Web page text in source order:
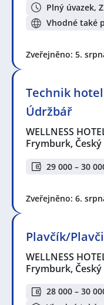
Plný úvazek,
Vhodné také
Zveřejněno: 5.
Technik
Údržbář
WELLNESS
Frymburk,
29 000 – 30
Zveřejněno: 6.
Plavčík/
WELLNESS
Frymburk,
28 000 – 30